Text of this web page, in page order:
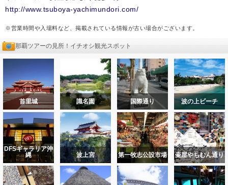
http://www.tsuboya-yachimundori.com/
※営業時間や入場料など、掲載されている情報が古い場合がございます。
那覇ツアーの見所！イチオシ観光スポット
首里城 識名園 国際通り 波の上ビーチ
DFSギャラリア沖
縄
波上宮 第一牧志公設市場 壷屋やちむん通り